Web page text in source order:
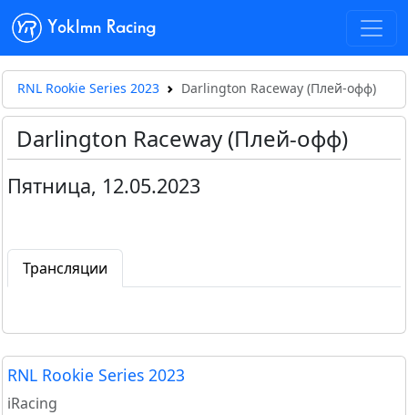
Yoklmn Racing
RNL Rookie Series 2023 Darlington Raceway (Плей-офф)
Darlington Raceway (Плей-офф)
Пятница, 12.05.2023
Трансляции
RNL Rookie Series 2023
iRacing